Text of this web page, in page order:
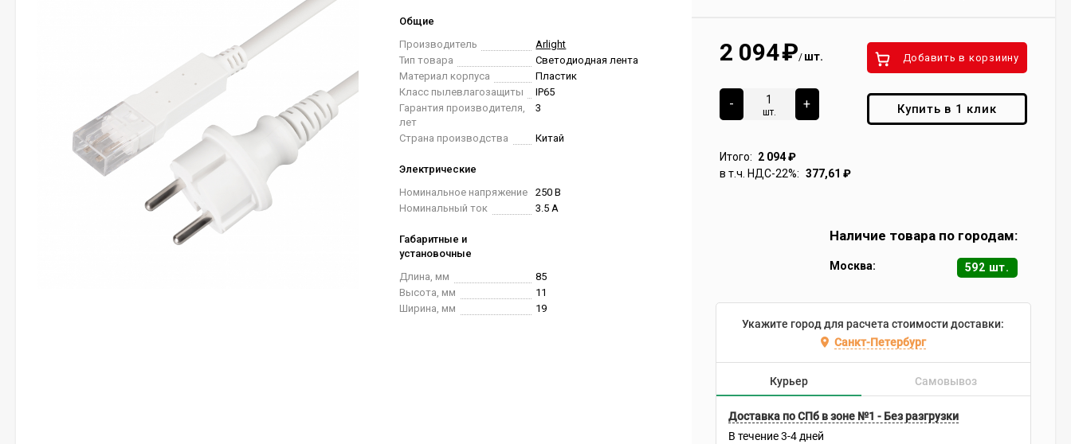
Общие
Производитель
Arlight
Тип товара
Светодиодная лента
Материал корпуса
Пластик
Класс пылевлагозащиты
IP65
Гарантия производителя,
лет
3
Страна производства Китай
Электрические
Номинальное напряжение
250 В
Номинальный ток
3.5 А
Габаритные и
установочные
Длина, мм
85
Высота, мм
11
Ширина, мм
19
2 094₽/ шт.
-
шт.
+
Итого: 2 094₽
в т.ч. НДС-22%: 377,61 ₽
Добавить в корзиину
Купить в 1 клик
Наличие товара по городам:
Москва: 592 шт.
Укажите город для расчета стоимости доставки:
Санкт-Петербург
Курьер Самовывоз
Доставка по СПб в зоне №1 - Без разгрузки
В течение 3-4 дней